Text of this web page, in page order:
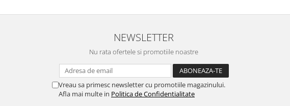
NEWSLETTER
Nu rata ofertele si promotiile noastre
Vreau sa primesc newsletter cu promotiile magazinului.
Afla mai multe in Politica de Confidentialitate